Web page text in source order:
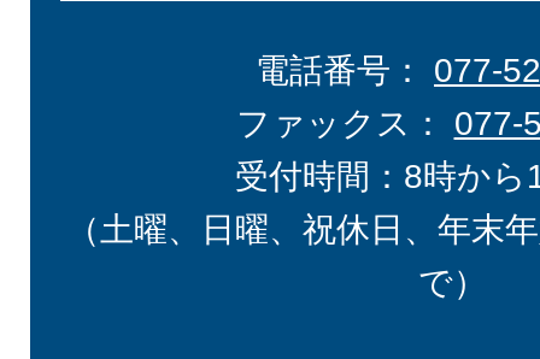
電話番号： 077-
ファックス： 077-
受付時間：8時から
（土曜、日曜、祝休日、年末
で）